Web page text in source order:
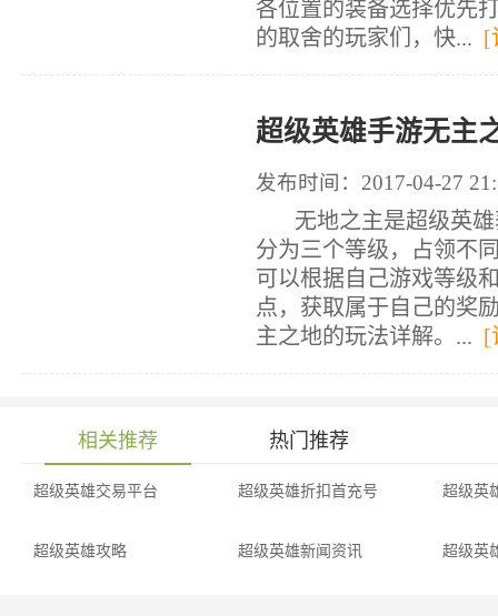
各位置的装备选择优先
的取舍的玩家们，快... [
超级英雄手游无主
发布时间：2017-04-27
无地之主是超级英雄
分为三个等级，占领不
可以根据自己游戏等级
点，获取属于自己的奖
主之地的玩法详解。... [
相关推荐 热门推荐
超级英雄交易平台 超级英雄折扣首充号 超级英
超级英雄攻略 超级英雄新闻资讯 超级英